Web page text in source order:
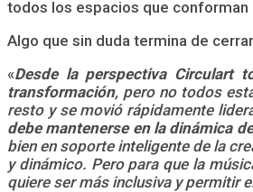
todos los espacios que
Algo que sin duda termina de
«Desde la perspectiva Circulart
transformación, pero no todos
resto y se movió rápidamente
debe mantenerse en la dinámica
bien en soporte inteligente de la
y dinámico. Pero para que la
quiere ser más inclusiva y permitir